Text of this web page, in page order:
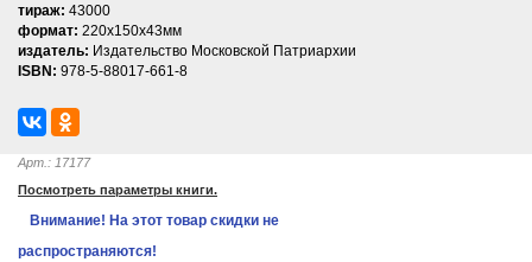
тираж: 43000
формат: 220x150x43мм
издатель: Издательство Московской Патриархии
ISBN: 978-5-88017-661-8
Арт.: 17177
Посмотреть параметры книги.
Внимание! На этот товар скидки не
распространяются!